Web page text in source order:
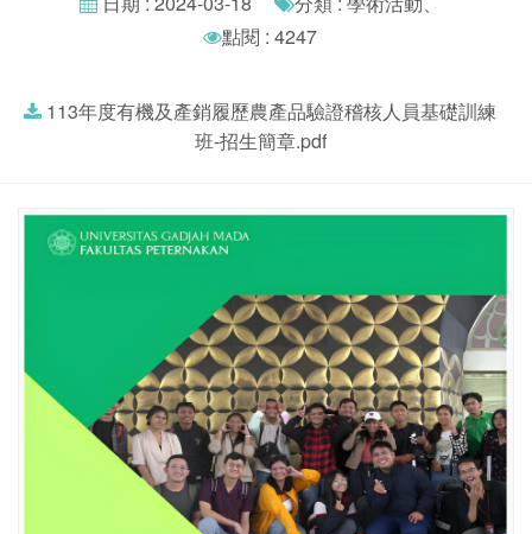
點閱 : 4247
113年度有機及產銷履歷農產品驗證稽核人員基礎訓練
班-招生簡章.pdf